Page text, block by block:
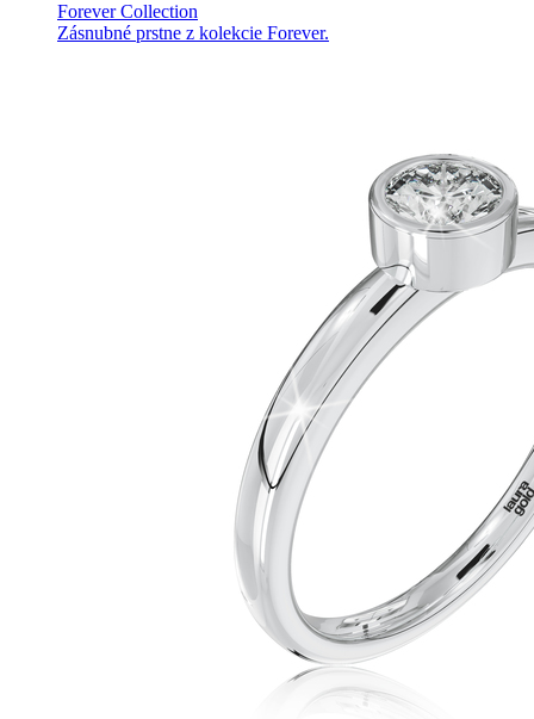
Forever Collection
Zásnubné prstne z kolekcie Forever.